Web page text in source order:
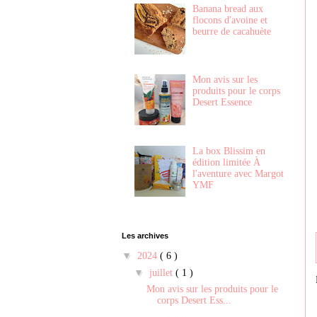
Banana bread aux
flocons d'avoine et
beurre de cacahuète
Mon avis sur les
produits pour le corps
Desert Essence
La box Blissim en
édition limitée À
l'aventure avec Margot
YMF
Les archives
▼ 2024 ( 6 )
▼ juillet ( 1 )
Mon avis sur les produits pour le
corps Desert Ess...